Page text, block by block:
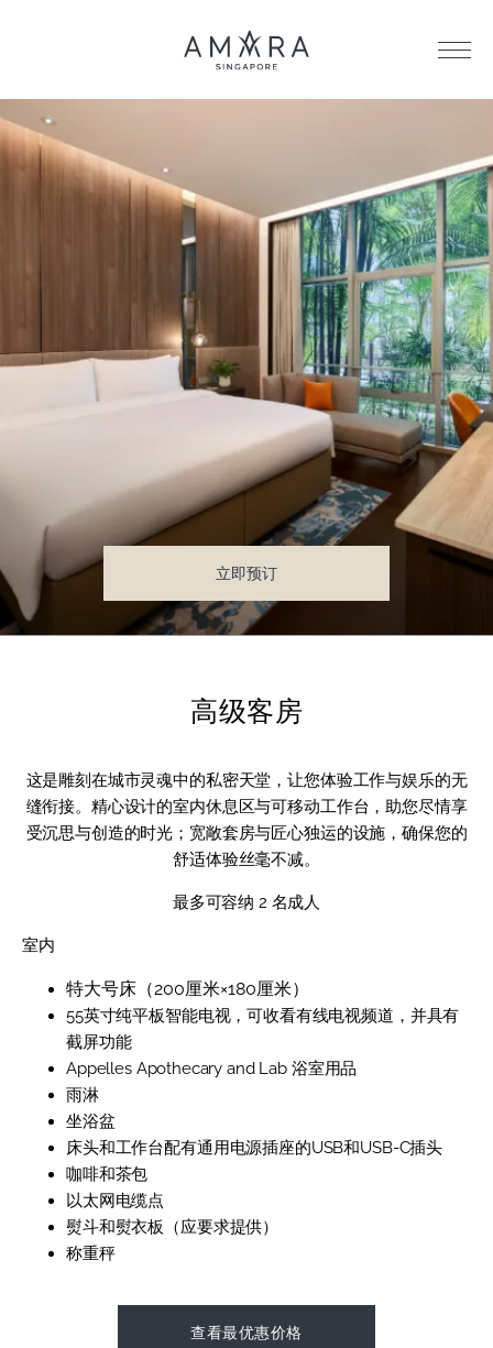
立即预订
高级客房
这是雕刻在城市灵魂中的私密天堂，让您体验工作与娱乐的无
缝衔接。精心设计的室内休息区与可移动工作台，助您尽情享
受沉思与创造的时光；宽敞套房与匠心独运的设施，确保您的
舒适体验丝毫不减。
最多可容纳 2 名成人
室内
特大号床（200厘米×180厘米）
55英寸纯平板智能电视，可收看有线电视频道，并具有
截屏功能
Appelles Apothecary and Lab 浴室用品
雨淋
坐浴盆
床头和工作台配有通用电源插座的USB和USB-C插头
咖啡和茶包
以太网电缆点
熨斗和熨衣板（应要求提供）
称重秤
查看最优惠价格